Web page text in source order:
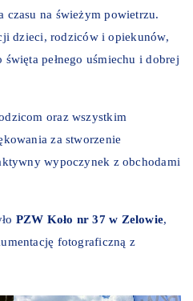
czasu na świeżym powietrzu.
dzieci, rodziców i opiekunów,
pełnego uśmiechu i dobrej
oraz wszystkim
za stworzenie
wypoczynek z obchodami
PZW Koło nr 37 w Zelowie,
fotograficzną z